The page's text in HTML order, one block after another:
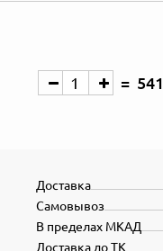
541
Доставка
Самовывоз
В пределах МКАД
Доставка до ТК